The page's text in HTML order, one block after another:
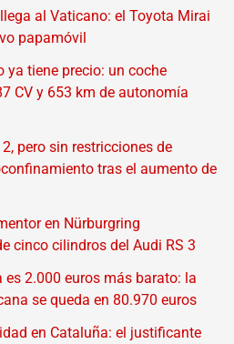
al Vaticano: el Toyota Mirai
papamóvil
ya tiene precio: un coche
CV y 653 km de autonomía
pero sin restricciones de
tras el aumento de
en Nürburgring
cinco cilindros del Audi RS 3
es 2.000 euros más barato: la
se queda en 80.970 euros
en Cataluña: el justificante